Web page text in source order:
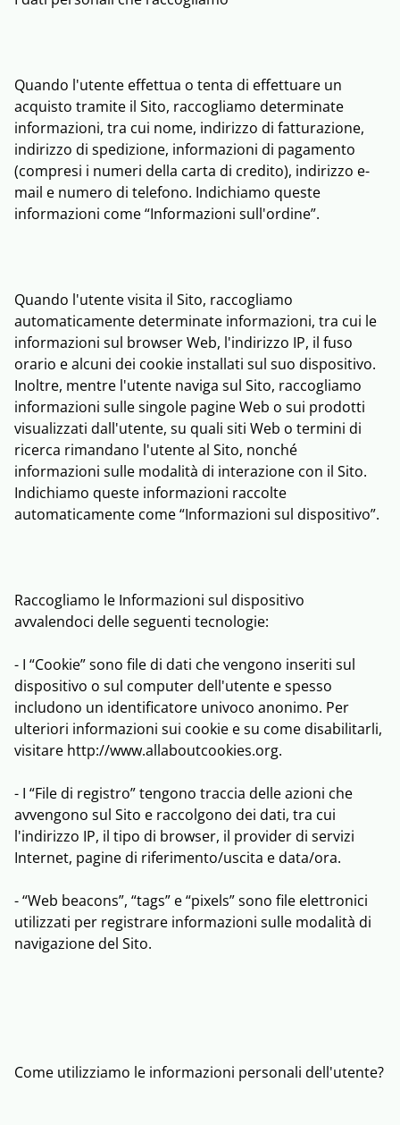
Quando l'utente effettua o tenta di effettuare un
acquisto tramite il Sito, raccogliamo determinate
informazioni, tra cui nome, indirizzo di fatturazione,
indirizzo di spedizione, informazioni di pagamento
(compresi i numeri della carta di credito), indirizzo e-
mail e numero di telefono. Indichiamo queste
informazioni come “Informazioni sull'ordine”.
Quando l'utente visita il Sito, raccogliamo
automaticamente determinate informazioni, tra cui le
informazioni sul browser Web, l'indirizzo IP, il fuso
orario e alcuni dei cookie installati sul suo dispositivo.
Inoltre, mentre l'utente naviga sul Sito, raccogliamo
informazioni sulle singole pagine Web o sui prodotti
visualizzati dall'utente, su quali siti Web o termini di
ricerca rimandano l'utente al Sito, nonché
informazioni sulle modalità di interazione con il Sito.
Indichiamo queste informazioni raccolte
automaticamente come “Informazioni sul dispositivo”.
Raccogliamo le Informazioni sul dispositivo
avvalendoci delle seguenti tecnologie:
- I “Cookie” sono file di dati che vengono inseriti sul
dispositivo o sul computer dell'utente e spesso
includono un identificatore univoco anonimo. Per
ulteriori informazioni sui cookie e su come disabilitarli,
visitare http://www.allaboutcookies.org.
- I “File di registro” tengono traccia delle azioni che
avvengono sul Sito e raccolgono dei dati, tra cui
l'indirizzo IP, il tipo di browser, il provider di servizi
Internet, pagine di riferimento/uscita e data/ora.
- “Web beacons”, “tags” e “pixels” sono file elettronici
utilizzati per registrare informazioni sulle modalità di
navigazione del Sito.
Come utilizziamo le informazioni personali dell'utente?